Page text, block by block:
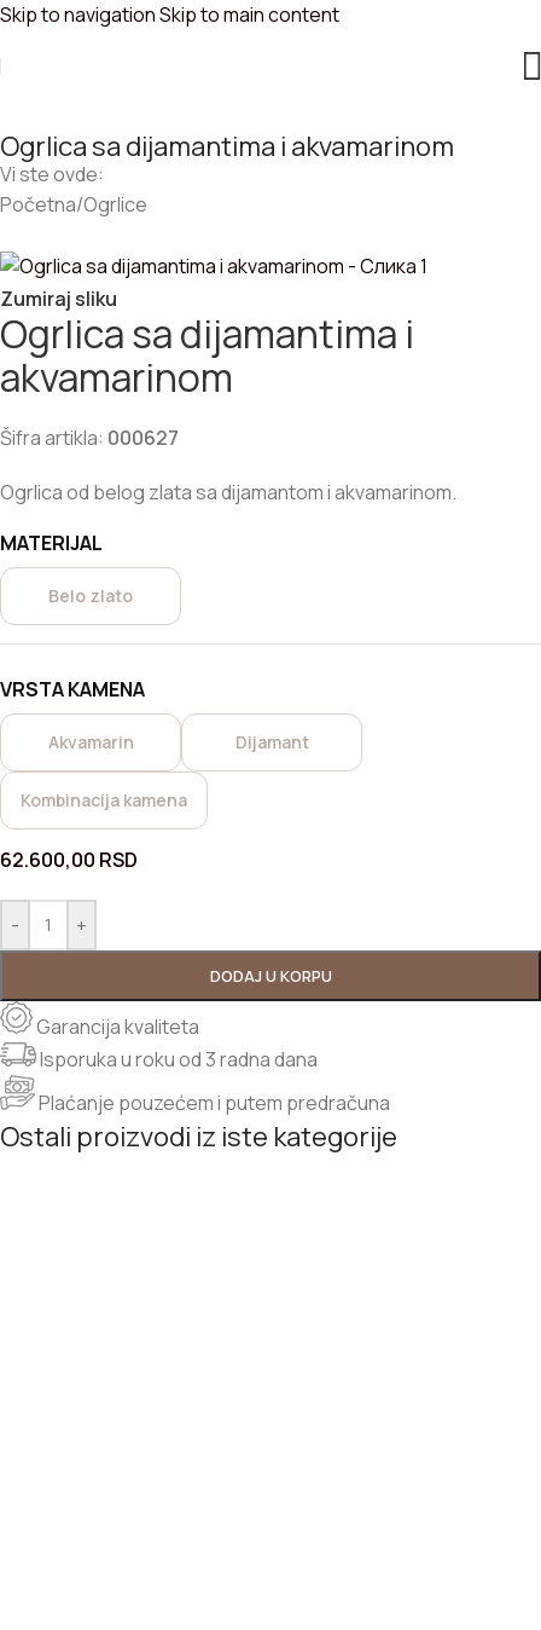
Skip to navigationSkip to main content
Ogrlica sa dijamantima i akvamarinom
Vi ste ovde:
Početna/Ogrlice
Zumiraj sliku
Ogrlica sa dijamantima i
akvamarinom
Šifra artikla: 000627
Ogrlica od belog zlata sa dijamantom i akvamarinom.
MATERIJAL
Belo zlato
VRSTA KAMENA
Akvamarin Dijamant
Kombinacija kamena
62.600,00 RSD
- +
DODAJ U KORPU
Garancija kvaliteta
Isporuka u roku od 3 radna dana
Plaćanje pouzećem i putem predračuna
Ostali proizvodi iz iste kategorije